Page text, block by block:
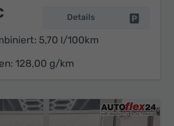
Details
5,70 l/100km
128,00 g/km